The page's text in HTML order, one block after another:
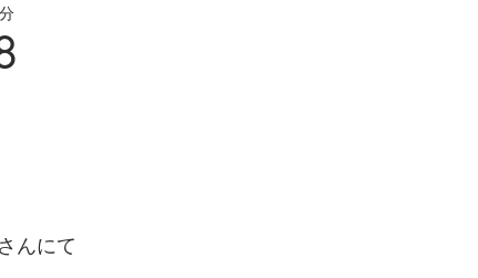
んにて